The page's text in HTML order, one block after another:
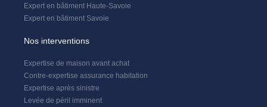
Expert en bâtiment Haute-Savoie
Expert en bâtiment Savoie
Nos interventions
Expertise de maison avant achat
Contre-expertise assurance habitation
Expertise après sinistre
Levée de péril imminent